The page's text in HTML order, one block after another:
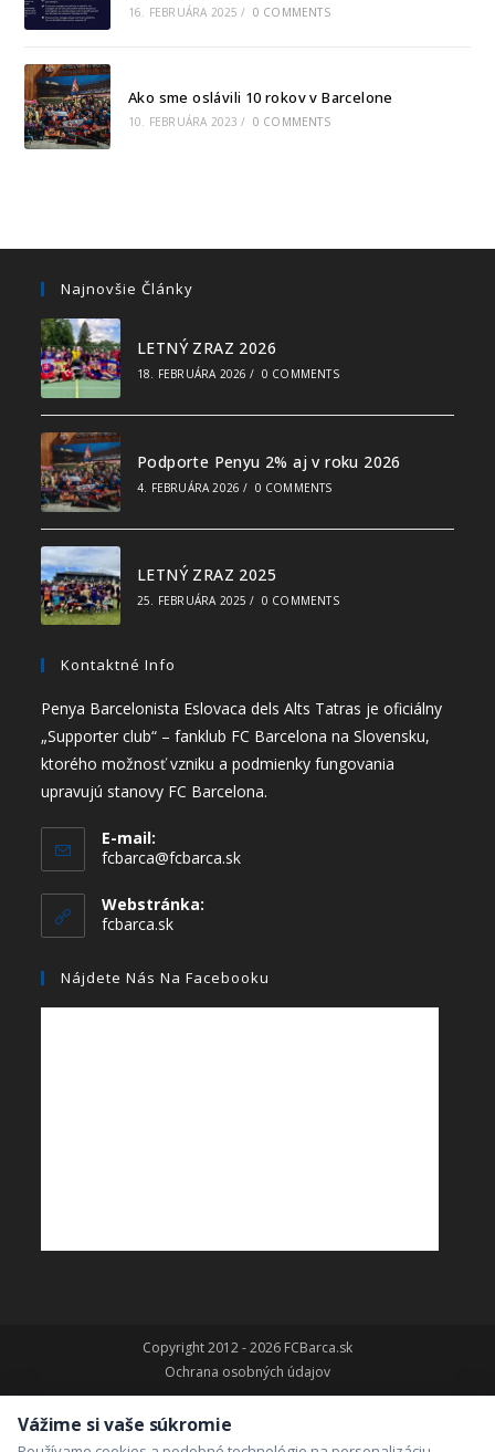
16. FEBRUÁRA 2025 / 0 COMMENTS
Ako sme oslávili 10 rokov v Barcelone
10. FEBRUÁRA 2023 / 0 COMMENTS
Najnovšie Články
LETNÝ ZRAZ 2026
18. FEBRUÁRA 2026 / 0 COMMENTS
Podporte Penyu 2% aj v roku 2026
4. FEBRUÁRA 2026 / 0 COMMENTS
LETNÝ ZRAZ 2025
25. FEBRUÁRA 2025 / 0 COMMENTS
Kontaktné Info
Penya Barcelonista Eslovaca dels Alts Tatras je oficiálny
„Supporter club“ – fanklub FC Barcelona na Slovensku,
ktorého možnosť vzniku a podmienky fungovania
upravujú stanovy FC Barcelona.
E-mail:
fcbarca@fcbarca.sk
Webstránka:
fcbarca.sk
Nájdete Nás Na Facebooku
Copyright 2012 - 2026 FCBarca.sk
Ochrana osobných údajov
Vážime si vaše súkromie